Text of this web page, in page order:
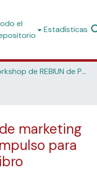
el
Estadísticas
Workshop de REBIUN de Proyectos Digitales
marketing
para